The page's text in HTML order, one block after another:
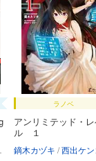
折笠格
ラノベ
アンリミテッド・
ル １
鏑木カヅキ 西出ケンゴ